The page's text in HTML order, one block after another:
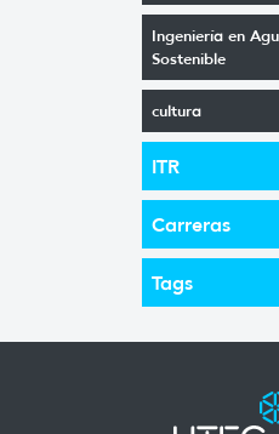
Ingeniería en
Sostenible
cultura
ITR
Carreras
Tags